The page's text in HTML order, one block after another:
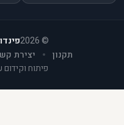
©
2026
תקנון
יצירת
פיתוח וקידום